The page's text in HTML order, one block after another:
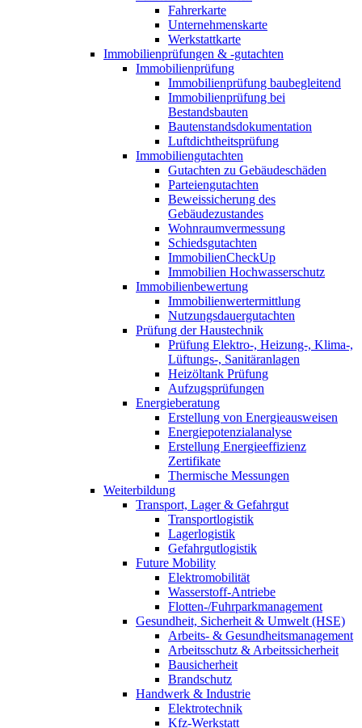
Fahrerkarte
Unternehmenskarte
Werkstattkarte
Immobilienprüfungen & -gutachten
Immobilienprüfung
Immobilienprüfung baubegleitend
Immobilienprüfung bei
Bestandsbauten
Bautenstandsdokumentation
Luftdichtheitsprüfung
Immobiliengutachten
Gutachten zu Gebäudeschäden
Parteiengutachten
Beweissicherung des
Gebäudezustandes
Wohnraumvermessung
Schiedsgutachten
ImmobilienCheckUp
Immobilien Hochwasserschutz
Immobilienbewertung
Immobilienwertermittlung
Nutzungsdauergutachten
Prüfung der Haustechnik
Prüfung Elektro-, Heizung-, Klima-,
Lüftungs-, Sanitäranlagen
Heizöltank Prüfung
Aufzugsprüfungen
Energieberatung
Erstellung von Energieausweisen
Energiepotenzialanalyse
Erstellung Energieeffizienz
Zertifikate
Thermische Messungen
Weiterbildung
Transport, Lager & Gefahrgut
Transportlogistik
Lagerlogistik
Gefahrgutlogistik
Future Mobility
Elektromobilität
Wasserstoff-Antriebe
Flotten-/Fuhrparkmanagement
Gesundheit, Sicherheit & Umwelt (HSE)
Arbeits- & Gesundheitsmanagement
Arbeitsschutz & Arbeitssicherheit
Bausicherheit
Brandschutz
Handwerk & Industrie
Elektrotechnik
Kfz-Werkstatt